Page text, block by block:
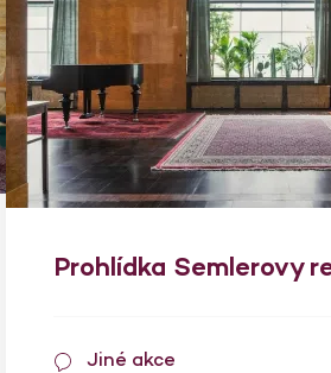
Prohlídka Semlerovy
Jiné akce